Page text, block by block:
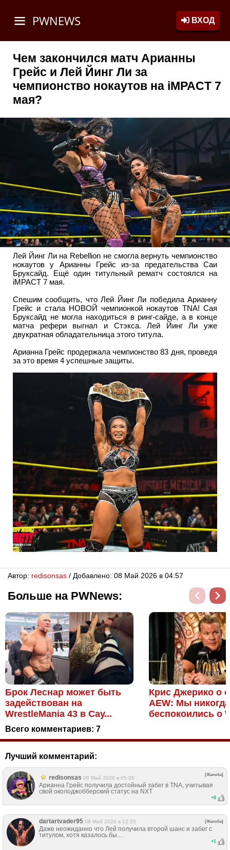
PWNEWS ВХОД
Чем закончился матч Арианны
Грейс и Лей Йинг Ли за
чемпионство нокаутов на iMPACT 7
мая?
Лей Йинг Ли на Rebellion не смогла вернуть чемпионство
нокаутов у Арианны Грейс из-за предательства Саи
Бруксайд. Ещё один титульный рематч состоялся на
iMPACT 7 мая.
Спешим сообщить, что Лей Йинг Ли победила Арианну
Грейс и стала НОВОЙ чемпионкой нокаутов TNA! Сая
Бруксайд не могла находиться в ринг-сайде, а в конце
матча рефери выгнал и Стэкса. Лей Йинг Ли уже
двукратная обладательница этого титула.
Арианна Грейс продержала чемпионство 83 дня, проведя
за это время 4 успешные защиты.
Автор: redisonsas / Добавлено: 08 Май 2026 в 04:57
Больше на PWNews:
Брок Леснар может быть
задействован на
WrestleMania 43 в Сау...
Крис Джерико о
AEW: Мы
беспокоились о
Всего комментариев: 7
Лучший комментарий:
redisonsas 08 Май 2026 в 05:05
[Жалоба]
Арианна Грейс получила достойный забег в TNA, учитывая
свой околоджобберский статус на NXT
+8
dartartvader95 08 Май 2026 в 12:35 [Жалоба]
Даже неожиданно что Лей получила второй шанс и забег с
титулом, хотя казалось бы....
+1